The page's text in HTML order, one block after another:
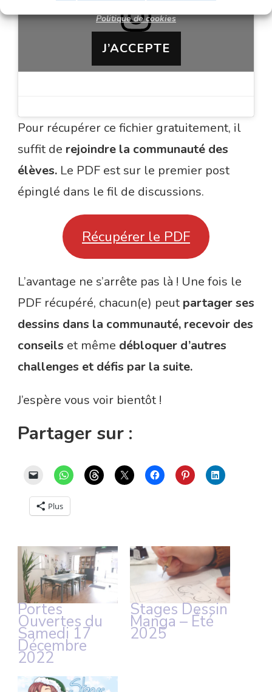
Politique de cookies
J’ACCEPTE
Pour récupérer ce fichier gratuitement, il
suffit de rejoindre la communauté des
élèves. Le PDF est sur le premier post
épinglé dans le fil de discussions.
Récupérer le PDF
L’avantage ne s’arrête pas là ! Une fois le
PDF récupéré, chacun(e) peut partager ses
dessins dans la communauté, recevoir des
conseils et même débloquer d’autres
challenges et défis par la suite.
J’espère vous voir bientôt !
Partager sur :
Plus
Portes
Ouvertes du
Samedi 17
Décembre
2022
Stages Dessin
Manga – Été
2025